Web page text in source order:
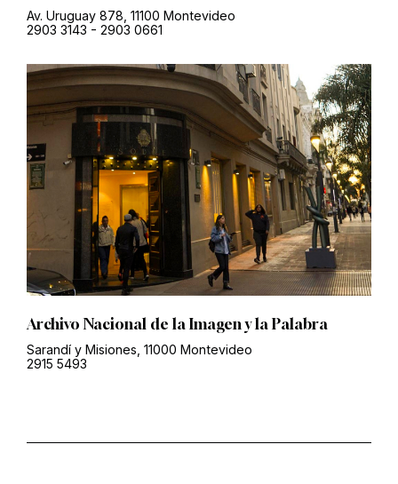
Av. Uruguay 878, 11100 Montevideo
2903 3143 - 2903 0661
Archivo Nacional de la Imagen y la Palabra
Sarandí y Misiones, 11000 Montevideo
2915 5493